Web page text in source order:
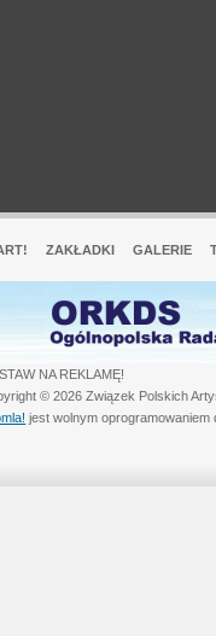
ZAKŁADKI GALERIE
NA REKLAMĘ!
© 2026 Związek Polskich
jest wolnym